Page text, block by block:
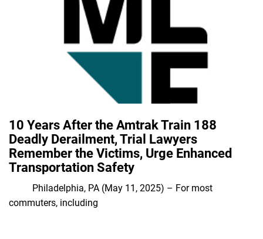
10 Years After the Amtrak Train 188
Deadly Derailment, Trial Lawyers
Remember the Victims, Urge Enhanced
Transportation Safety
Philadelphia, PA (May 11, 2025) – For most
commuters, including